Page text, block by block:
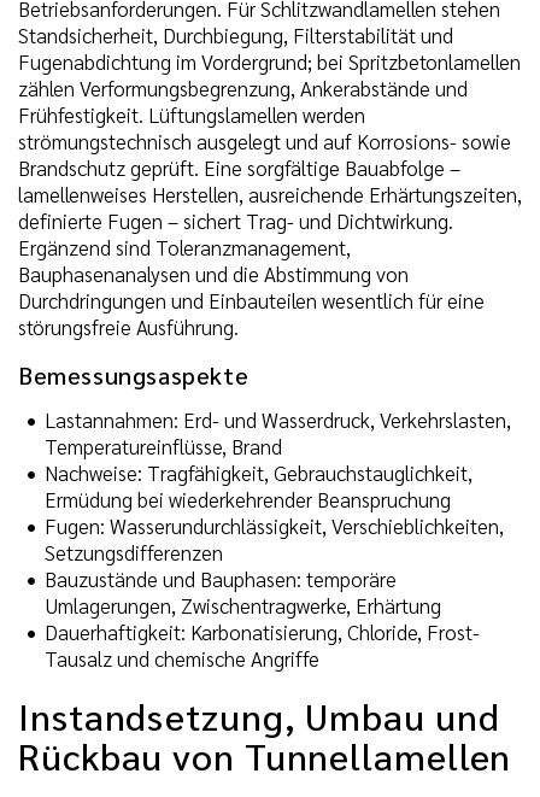
Betriebsanforderungen. Für Schlitzwandlamellen stehen
Standsicherheit, Durchbiegung, Filterstabilität und
Fugenabdichtung im Vordergrund; bei Spritzbetonlamellen
zählen Verformungsbegrenzung, Ankerabstände und
Frühfestigkeit. Lüftungslamellen werden
strömungstechnisch ausgelegt und auf Korrosions- sowie
Brandschutz geprüft. Eine sorgfältige Bauabfolge –
lamellenweises Herstellen, ausreichende Erhärtungszeiten,
definierte Fugen – sichert Trag- und Dichtwirkung.
Ergänzend sind Toleranzmanagement,
Bauphasenanalysen und die Abstimmung von
Durchdringungen und Einbauteilen wesentlich für eine
störungsfreie Ausführung.
Bemessungsaspekte
Lastannahmen: Erd- und Wasserdruck, Verkehrslasten,
Temperatureinflüsse, Brand
Nachweise: Tragfähigkeit, Gebrauchstauglichkeit,
Ermüdung bei wiederkehrender Beanspruchung
Fugen: Wasserundurchlässigkeit, Verschieblichkeiten,
Setzungsdifferenzen
Bauzustände und Bauphasen: temporäre
Umlagerungen, Zwischentragwerke, Erhärtung
Dauerhaftigkeit: Karbonatisierung, Chloride, Frost-
Tausalz und chemische Angriffe
Instandsetzung, Umbau und
Rückbau von Tunnellamellen